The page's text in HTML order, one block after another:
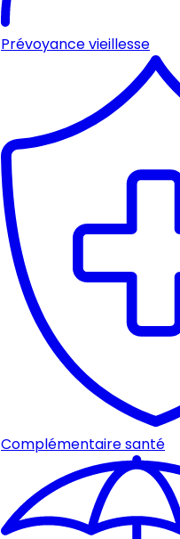
Prévoyance vieillesse
Complémentaire santé